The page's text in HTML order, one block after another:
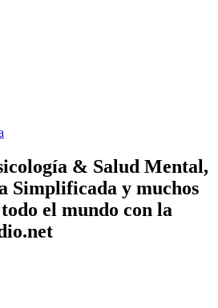
& Salud Mental,
Simplificada y muchos
el mundo con la